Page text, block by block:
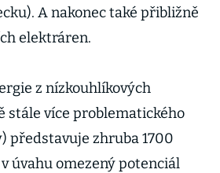
A nakonec také přibližně
elektráren.
z nízkouhlíkových
stále více problematického
představuje zhruba 1700
úvahu omezený potenciál